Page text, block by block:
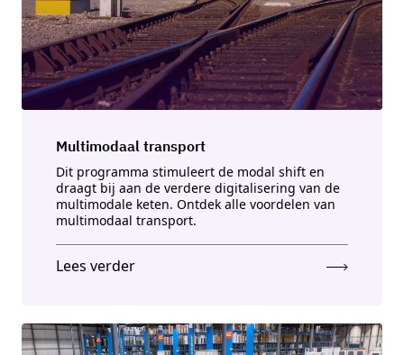
Multimodaal transport
Dit programma stimuleert de modal shift en
draagt bij aan de verdere digitalisering van de
multimodale keten. Ontdek alle voordelen van
multimodaal transport.
Lees verder